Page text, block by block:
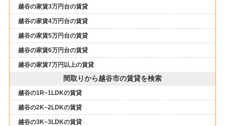
越谷の家賃3万円台の賃貸
越谷の家賃4万円台の賃貸
越谷の家賃5万円台の賃貸
越谷の家賃6万円台の賃貸
越谷の家賃7万円以上の賃貸
間取りから越谷市の賃貸を検索
越谷の1R~1LDKの賃貸
越谷の2K~2LDKの賃貸
越谷の3K~3LDKの賃貸